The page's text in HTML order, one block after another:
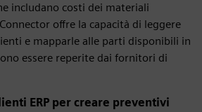
includano costi dei materiali
offre la capacità di leggere
e mapparle alle parti disponibili in
essere reperite dai fornitori di
ERP per creare preventivi